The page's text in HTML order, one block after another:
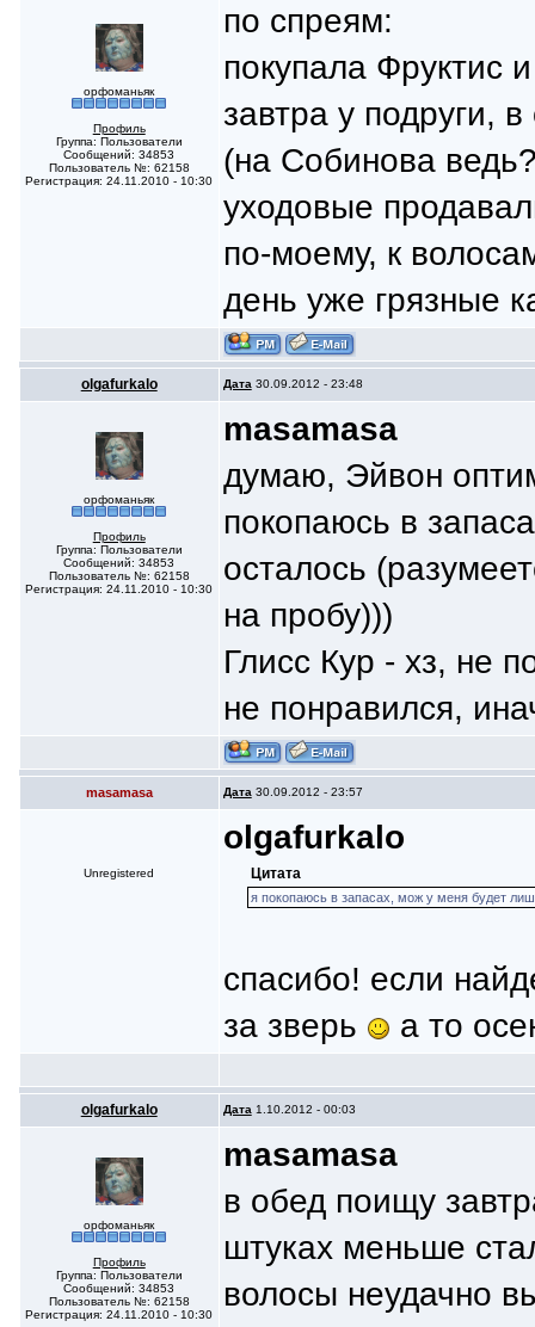
орфоманьяк
Профиль
Группа: Пользователи
Сообщений: 34853
Пользователь №: 62158
Регистрация: 24.11.2010 - 10:30
по спреям:
покупала Фруктис
завтра у подруги,
(на Собинова
уходовые
по-моему, к
день уже грязные
olgafurkalo Дата 30.09.2012 - 23:48
орфоманьяк
Профиль
Группа: Пользователи
Сообщений: 34853
Пользователь №: 62158
Регистрация: 24.11.2010 - 10:30
masamasa
думаю, Эйвон
покопаюсь в
осталось
на пробу)))
Глисс Кур - хз, не
не понравился,
masamasa Дата 30.09.2012 - 23:57
Unregistered
olgafurkalo
Цитата
я покопаюсь в запасах, мож у меня будет
спасибо! если
за зверь
а то
olgafurkalo Дата 1.10.2012 - 00:03
орфоманьяк
Профиль
Группа: Пользователи
Сообщений: 34853
Пользователь №: 62158
Регистрация: 24.11.2010 - 10:30
masamasa
в обед поищу
штуках меньше
волосы неудачно